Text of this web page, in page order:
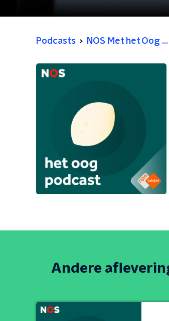
Podcasts NOS Met het Oog ...
Andere